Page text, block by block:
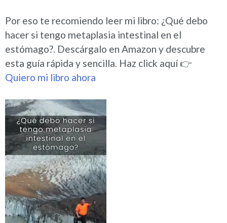
Por eso te recomiendo leer mi libro: ¿Qué debo
hacer si tengo metaplasia intestinal en el
estómago?. Descárgalo en Amazon y descubre
esta guía rápida y sencilla. Haz click aquí 👉
Quiero mi libro ahora